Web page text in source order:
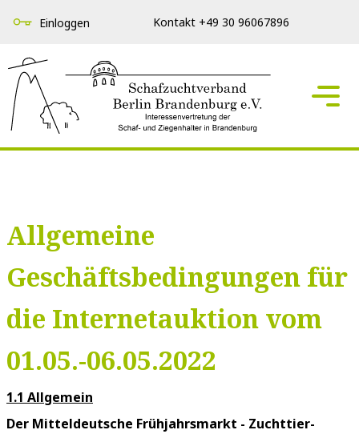
Einloggen Kontakt +49 30 96067896
Allgemeine
Geschäftsbedingungen für
die Internetauktion vom
01.05.-06.05.2022
1.1 Allgemein
Der Mitteldeutsche Frühjahrsmarkt - Zuchttier-